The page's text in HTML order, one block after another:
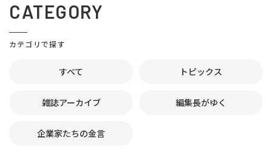
CATEGORY
カテゴリで探す
すべて トピックス
雑誌アーカイブ 編集長がゆく
企業家たちの金言